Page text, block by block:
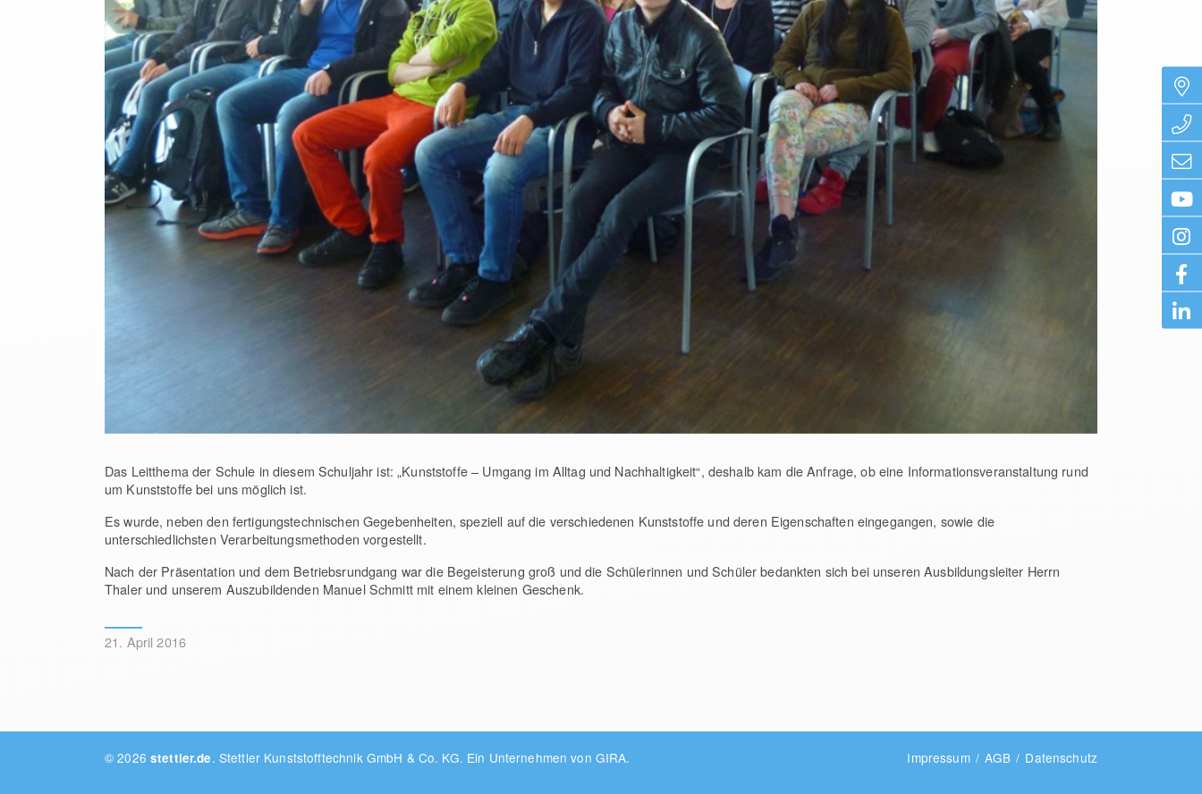
Das Leitthema der Schule in diesem Schuljahr ist: „Kunststoffe – Umgang im Alltag und Nachhaltigkeit“, deshalb kam die Anfrage, ob eine Informationsveranstaltung rund
um Kunststoffe bei uns möglich ist.
Es wurde, neben den fertigungstechnischen Gegebenheiten, speziell auf die verschiedenen Kunststoffe und deren Eigenschaften eingegangen, sowie die
unterschiedlichsten Verarbeitungsmethoden vorgestellt.
Nach der Präsentation und dem Betriebsrundgang war die Begeisterung groß und die Schülerinnen und Schüler bedankten sich bei unseren Ausbildungsleiter Herrn
Thaler und unserem Auszubildenden Manuel Schmitt mit einem kleinen Geschenk.
21. April 2016
© 2026stettler.de. Stettler Kunststofftechnik GmbH & Co. KG. Ein Unternehmen von GIRA. Impressum AGB Datenschutz